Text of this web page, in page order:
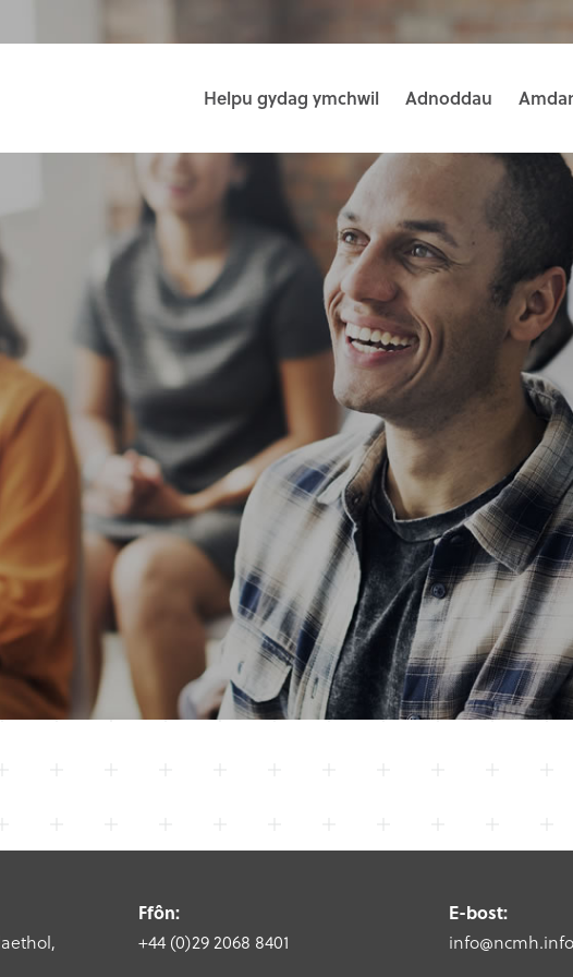
Helpu gydag ymchwil Adnoddau
Ffôn:
+44 (0)29 2068 8401
E-bost:
info@ncmh.info